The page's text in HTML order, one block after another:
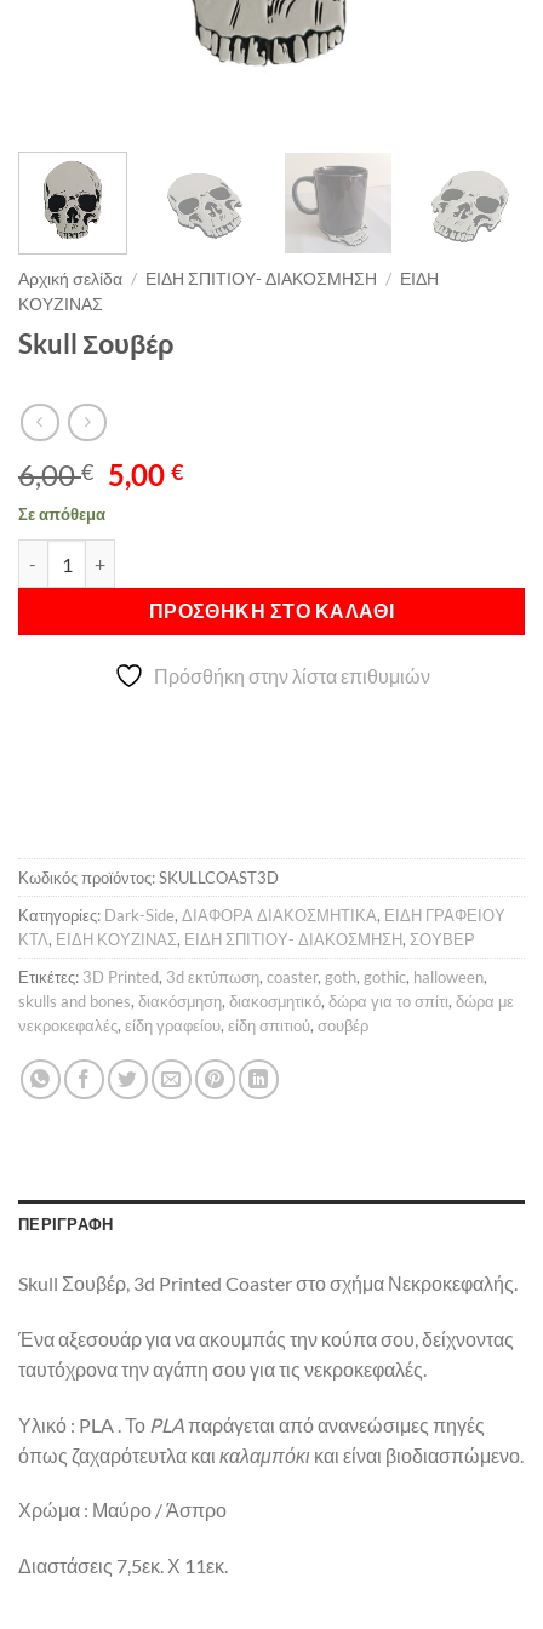
Αρχική σελίδα / ΕΙΔΗ ΣΠΙΤΙΟΥ- ΔΙΑΚΟΣΜΗΣΗ / ΕΙΔΗ
ΚΟΥΖΙΝΑΣ
Skull Σουβέρ
6,00€ Original
price
was:
5,00€Η
5,00 €.
Σε απόθεμα
ΠΡΟΣΘΉΚΗ ΣΤΟ ΚΑΛΆΘΙ
Πρόσθήκη στην λίστα επιθυμιών
Κωδικός προϊόντος:SKULLCOAST3D
Κατηγορίες: Dark-Side, ΔΙΑΦΟΡΑ ΔΙΑΚΟΣΜΗΤΙΚΑ, ΕΙΔΗ ΓΡΑΦΕΙΟΥ
ΚΤΛ, ΕΙΔΗ ΚΟΥΖΙΝΑΣ, ΕΙΔΗ ΣΠΙΤΙΟΥ- ΔΙΑΚΟΣΜΗΣΗ, ΣΟΥΒΕΡ
Ετικέτες: 3D Printed, 3d εκτύπωση, coaster, goth, gothic, halloween,
skulls and bones, διακόσμηση, διακοσμητικό, δώρα για το σπίτι, δώρα με
νεκροκεφαλές, είδη γραφείου, είδη σπιτιού, σουβέρ
ΠΕΡΙΓΡΑΦΉ
Skull Σουβέρ, 3d Printed Coaster στο σχήμα Νεκροκεφαλής.
Ένα αξεσουάρ για να ακουμπάς την κούπα σου, δείχνοντας
ταυτόχρονα την αγάπη σου για τις νεκροκεφαλές.
Υλικό : PLA . Το PLAπαράγεται από ανανεώσιμες πηγές
όπως ζαχαρότευτλα και καλαμπόκι και είναι βιοδιασπώμενο.
Χρώμα : Μαύρο / Άσπρο
Διαστάσεις 7,5εκ. Χ 11εκ.